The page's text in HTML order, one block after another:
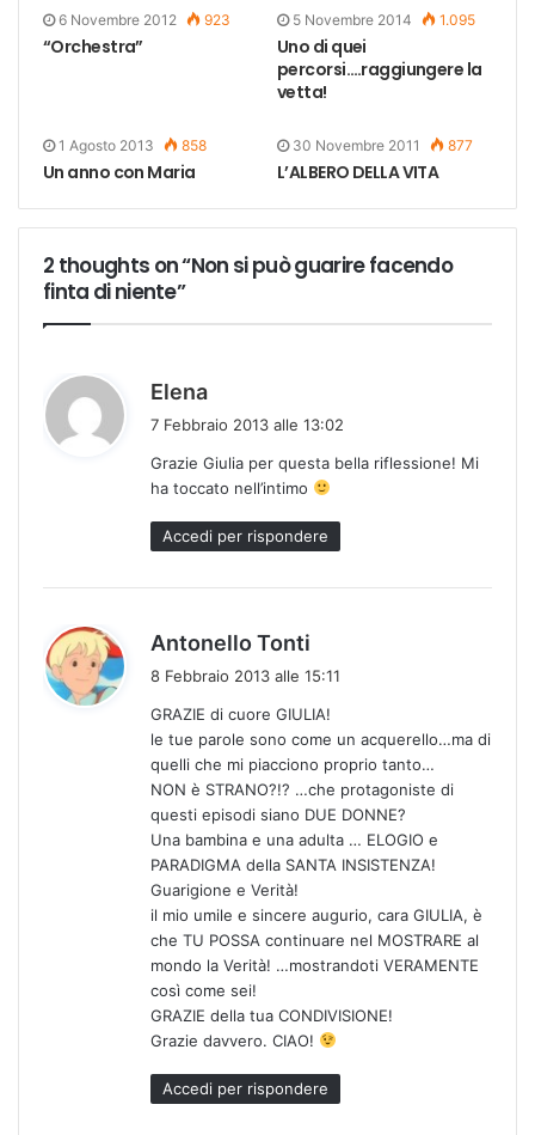
6 Novembre 2012 923
“Orchestra”
5 Novembre 2014 1.095
Uno di quei
percorsi….raggiungere la
vetta!
1 Agosto 2013 858
Un anno con Maria
30 Novembre 2011 877
L’ALBERO DELLA VITA
2 thoughts on “Non si può guarire facendo
finta di niente”
Elena
e
t
t
o
7 Febbraio 2013 alle 13:02
Grazie Giulia per questa bella riflessione! Mi
ha toccato nell’intimo
Accedi per rispondere
Antonello Tonti
e
t
t
:
8 Febbraio 2013 alle 15:11
GRAZIE di cuore GIULIA!
le tue parole sono come un acquerello…ma di
quelli che mi piacciono proprio tanto…
NON è STRANO?!? …che protagoniste di
questi episodi siano DUE DONNE?
Una bambina e una adulta … ELOGIO e
PARADIGMA della SANTA INSISTENZA!
Guarigione e Verità!
il mio umile e sincere augurio, cara GIULIA, è
che TU POSSA continuare nel MOSTRARE al
mondo la Verità! …mostrandoti VERAMENTE
così come sei!
GRAZIE della tua CONDIVISIONE!
Grazie davvero. CIAO!
Accedi per rispondere